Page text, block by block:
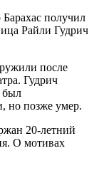
Барахас получил
Райли Гудрич
после
Гудрич
был
но позже умер.
20-летний
О мотивах